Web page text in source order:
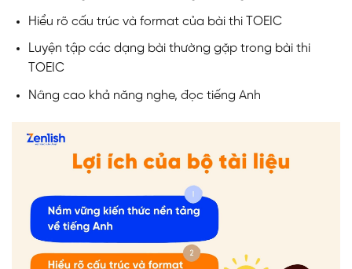
Hiểu rõ cấu trúc và format của bài thi TOEIC
Luyện tập các dạng bài thường gặp trong bài thi
TOEIC
Nâng cao khả năng nghe, đọc tiếng Anh